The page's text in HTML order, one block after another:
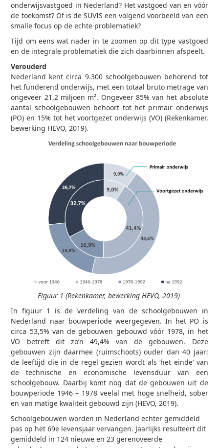
onderwijsvastgoed in Nederland? Het vastgoed van en vóór
de toekomst? Of is de SUVIS een volgend voorbeeld van een
smalle focus op de echte problematiek?
Tijd om eens wat nader in te zoomen op dit type vastgoed
en de integrale problematiek die zich daarbinnen afspeelt.
Verouderd
Nederland kent circa 9.300 schoolgebouwen behorend tot
het funderend onderwijs, met een totaal bruto metrage van
ongeveer 21,2 miljoen m². Ongeveer 85% van het absolute
aantal schoolgebouwen behoort tot het primair onderwijs
(PO) en 15% tot het voortgezet onderwijs (VO) (Rekenkamer,
bewerking HEVO, 2019).
Figuur 1 (Rekenkamer, bewerking HEVO, 2019)
In figuur 1 is de verdeling van de schoolgebouwen in
Nederland naar bouwperiode weergegeven. In het PO is
circa 53,5% van de gebouwen gebouwd vóór 1978, in het
VO betreft dit zo’n 49,4% van de gebouwen. Deze
gebouwen zijn daarmee (ruimschoots) ouder dan 40 jaar:
de leeftijd die in de regel gezien wordt als ‘het einde’ van
de technische en economische levensduur van een
schoolgebouw. Daarbij komt nog dat de gebouwen uit de
bouwperiode 1946 – 1978 veelal met hoge snelheid, sober
en van matige kwaliteit gebouwd zijn (HEVO, 2019).
Schoolgebouwen worden in Nederland echter gemiddeld
pas op het 69e levensjaar vervangen. Jaarlijks resulteert dit
gemiddeld in 124 nieuwe en 23 gerenoveerde